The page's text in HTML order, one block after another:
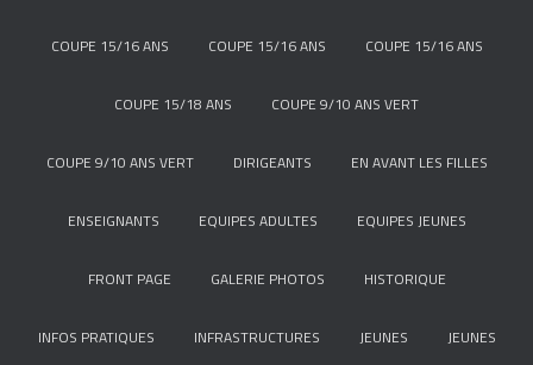
COUPE 15/16 ANS COUPE 15/16 ANS COUPE 15/16 ANS
COUPE 15/18 ANS COUPE 9/10 ANS VERT
COUPE 9/10 ANS VERT DIRIGEANTS EN AVANT LES FILLES
ENSEIGNANTS EQUIPES ADULTES EQUIPES JEUNES
FRONT PAGE GALERIE PHOTOS HISTORIQUE
INFOS PRATIQUES INFRASTRUCTURES JEUNES JEUNES